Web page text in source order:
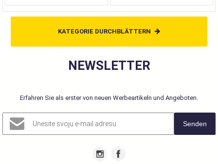
KATEGORIE DURCHBLÄTTERN
NEWSLETTER
Erfahren Sie als erster von neuen Werbeartikeln und Angeboten.
Senden